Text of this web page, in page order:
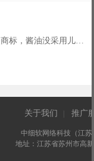
“心机商标”再次被曝光！“小童”也是商标，酱油没采用儿童标准！
关于我们 推广
中细软网络科技（江
地址：江苏省苏州市高